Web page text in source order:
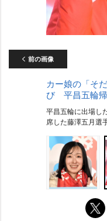
前の画像
カー娘の「そ
び 平昌五輪
平昌五輪に出場し
席した藤澤五月選